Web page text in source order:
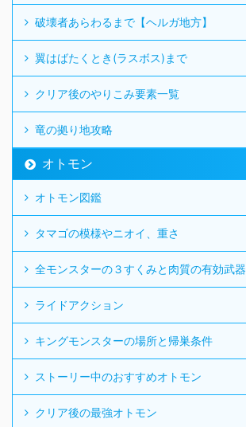
破壊者あらわるまで【ヘルガ地方】
翼はばたくとき(ラスボス)まで
クリア後のやりこみ要素一覧
竜の拠り地攻略
オトモン
オトモン図鑑
タマゴの模様やニオイ、重さ
全モンスターの３すくみと肉質の有効武器
ライドアクション
キングモンスターの場所と帰巣条件
ストーリー中のおすすめオトモン
クリア後の最強オトモン